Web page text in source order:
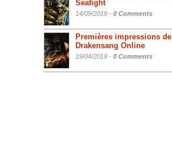
Seafight
14/09/2019 - 0 Comments
Premières impressions de
Drakensang Online
19/04/2019 - 0 Comments